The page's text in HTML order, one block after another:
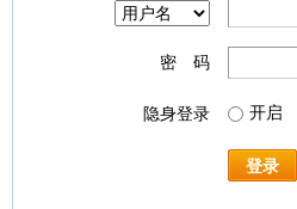
密 码
隐身登录 开启
登录